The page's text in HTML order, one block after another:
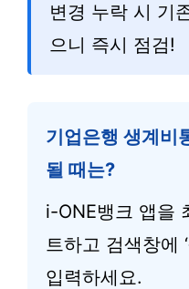
변경 누락 시 기
으니 즉시 점검!
기업은행 생계비
될 때는?
i-ONE뱅크 앱을
트하고 검색창에
입력하세요.